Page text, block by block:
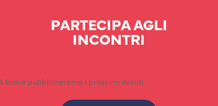
PARTECIPA AGLI
INCONTRI
breve pubblicheremo i prossimi eventi